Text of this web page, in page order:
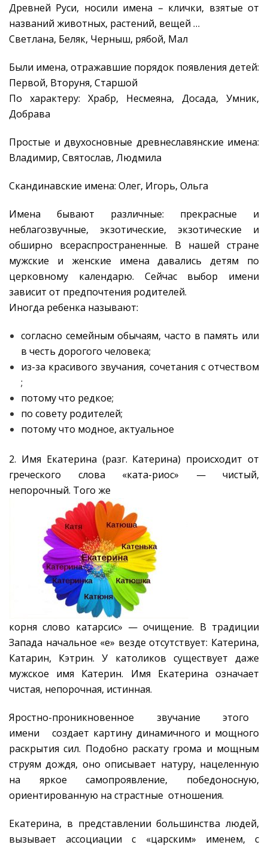
Древней Руси, носили имена – клички, взятые от
названий животных, растений, вещей …
Светлана, Беляк, Черныш, рябой, Мал
Были имена, отражавшие порядок появления детей:
Первой, Вторуня, Старшой
По характеру: Храбр, Несмеяна, Досада, Умник,
Добрава
Простые и двухосновные древнеславянские имена:
Владимир, Святослав, Людмила
Скандинавские имена: Олег, Игорь, Ольга
Имена бывают различные: прекрасные и
неблагозвучные, экзотические, экзотические и
обширно всераспространенные. В нашей стране
мужские и женские имена давались детям по
церковному календарю. Сейчас выбор имени
зависит от предпочтения родителей.
Иногда ребенка называют:
согласно семейным обычаям, часто в память или
в честь дорогого человека;
из-за красивого звучания, сочетания с отчеством
;
потому что редкое;
по совету родителей;
потому что модное, актуальное
2. Имя Екатерина (разг. Катерина) происходит от
греческого слова «ката-риос» — чистый,
непорочный. Того же
корня слово катарсис» — очищение. В традиции
Запада начальное «е» везде отсутствует: Катерина,
Катарин, Кэтрин. У католиков существует даже
мужское имя Катерин. Имя Екатерина означает
чистая, непорочная, истинная.
Яростно-проникновенное звучание этого
имени создает картину динамичного и мощного
раскрытия сил. Подобно раскату грома и мощным
струям дождя, оно описывает натуру, нацеленную
на яркое самопроявление, победоносную,
ориентированную на страстные отношения.
Екатерина, в представлении большинства людей,
вызывает ассоциации с «царским» именем, с